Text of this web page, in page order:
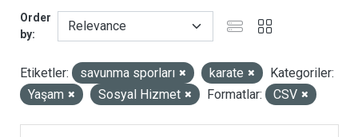
ETIKETLER
LISANSLAR
Order
by
Etiketler: savunma sporları karate
Kategoriler:
Yaşam
Sosyal Hizmet Formatlar: CSV